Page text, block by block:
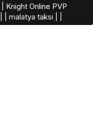
Knight Online PVP
malatya taksi